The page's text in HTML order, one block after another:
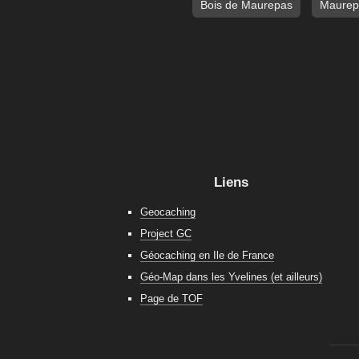
Bois de Maurepas
Liens
Geocaching
Project GC
Géocaching en Ile de France
Géo-Map dans les Yvelines (et ailleurs)
Page de TOF